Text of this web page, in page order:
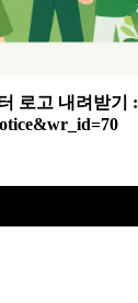
로고 내려받기 :